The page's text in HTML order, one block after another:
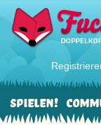
Spielen!